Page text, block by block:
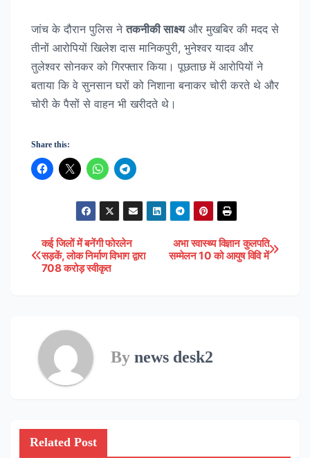
जांच के दौरान पुलिस नेतकनीकी साक्ष्यऔर मुखबिर की मदद से
तीनों आरोपियों खिलेश दास मानिकपुरी, भुनेश्वर यादव और
तुलेश्वर सोनकर को गिरफ्तार किया। पूछताछ में आरोपियों ने
बताया कि वे सुनसान घरों को निशाना बनाकर चोरी करते थे और
चोरी के पैसों से वाहन भी खरीदते थे।
Share this:
Post
navigation
अभा स्वास्थ्य विज्ञान कुलपति
सम्मेलन 10 को आयुष विवि में
कई जिलों में बनेंगी फोरलेन
सड़कें, लोक निर्माण विभाग द्वारा
708 करोड़ स्वीकृत
By news desk2
Related Post